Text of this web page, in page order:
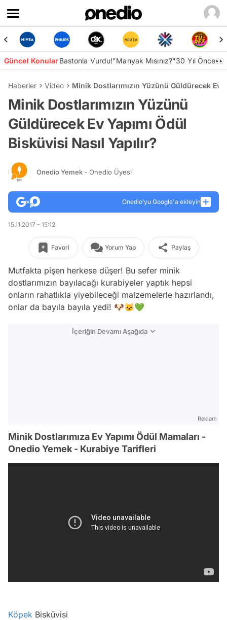
Güncel KonularBastonla Vurdu!"Manyak Mısınız?"30 Yıl Önce👀
Haberler Video Minik Dostlarımızın Yüzünü Güldürecek Ev
Minik Dostlarımızın Yüzünü
Güldürecek Ev Yapımı Ödül
Bisküvisi Nasıl Yapılır?
Onedio Yemek - Onedio Üyesi
Onedio’yu Google'a ekleyin
15.11.2017 - 15:12
Favori Yorum Yap Paylaş
Mutfakta pişen herkese düşer! Bu sefer minik
dostlarımızın bayılacağı kurabiyeler yaptık hepsi
onların rahatlıkla yiyebileceği malzemelerle hazırlandı,
onlar da bayıla bayıla yedi! 🐶🐱💚
İçeriğin Devamı Aşağıda
Reklam
Minik Dostlarımıza Ev Yapımı Ödül Mamaları -
Onedio Yemek - Kurabiye Tarifleri
Köpek Bisküvisi